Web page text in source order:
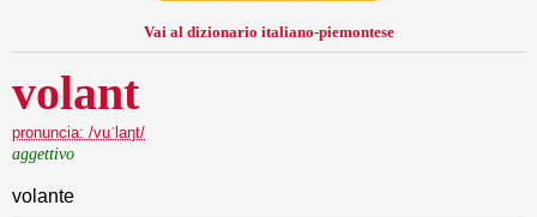
Vai al dizionario italiano-piemontese
volant
pronuncia: /vuˈlaŋt/
aggettivo
volante